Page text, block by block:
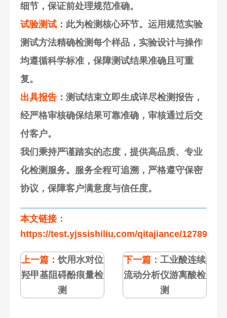
细节，保证前处理规范准确。
试验测试 ：此为检测核心环节。运用规范实验
测试方法精确检测每个样品，实验设计与操作
均遵循科学标准，保障测试结果准确且可重
复。
出具报告 ：测试结束立即生成详尽检测报告，
经严格审核确保结果可靠准确，审核通过后交
付客户。
我们秉持严谨踏实的态度，提供高品质、专业
化检测服务。服务全程可追溯，严格遵守保密
协议，保障客户满意度与信任度。
本文链接：
https://test.yjssishiliu.com/qitajiance/
上一篇： 饮用水对位
羟甲基阻碍酚痕量检
测
下一篇：工业酸连续
流动分析仪游离酸检
测